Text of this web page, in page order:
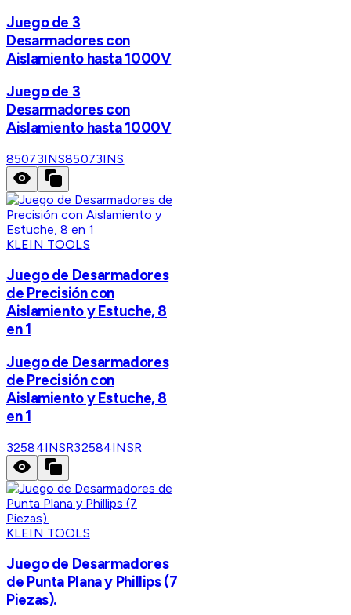
Juego de 3
Desarmadores con
Aislamiento hasta 1000V
Juego de 3
Desarmadores con
Aislamiento hasta 1000V
85073INS85073INS
KLEIN TOOLS
Juego de Desarmadores
de Precisión con
Aislamiento y Estuche, 8
en 1
Juego de Desarmadores
de Precisión con
Aislamiento y Estuche, 8
en 1
32584INSR32584INSR
KLEIN TOOLS
Juego de Desarmadores
de Punta Plana y Phillips (7
Piezas).